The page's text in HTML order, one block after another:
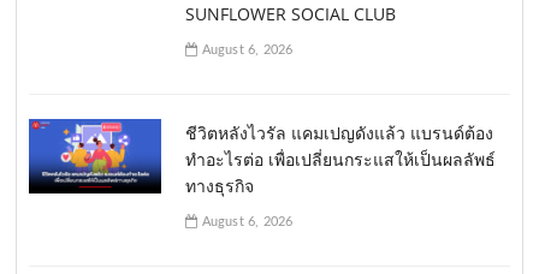
SUNFLOWER SOCIAL CLUB
August 6, 2026
ชีวิตหลังไวรัล แคมเปญดังแล้ว แบรนด์ต้อง
ทำอะไรต่อ เพื่อเปลี่ยนกระแสให้เป็นผลลัพธ์
ทางธุรกิจ
August 6, 2026